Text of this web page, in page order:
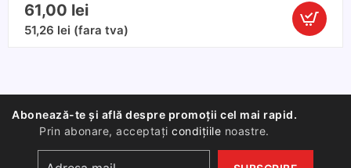
61,00 lei
51,26 lei (fara tva)
Cantitate
piele
Abonează-te și află despre promoții cel mai rapid.
Prin abonare, acceptațicondițiile noastre.